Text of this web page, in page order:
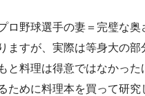
ロ野球選手の妻＝完璧な奥
ますが、実際は等身大の部
と料理は得意ではなかっ
ために料理本を買って研